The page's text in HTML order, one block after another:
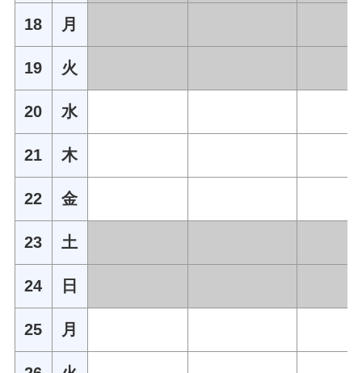
18 月
19 火
20 水
21 木
22 金
23 土
24 日
25 月